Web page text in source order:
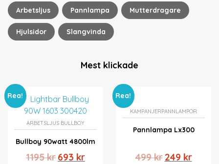
Arbetsljus Pannlampa Mutterdragare
Hjulsidor Slangvinda
Mest klickade
Rea!
ARBETSLJUS BULLBOY
Bullboy 90watt 4800lm
1195kr 693 kr
Rea!
KAMPANJERPANNLAMPOR
Pannlampa Lx300
499kr 249 kr